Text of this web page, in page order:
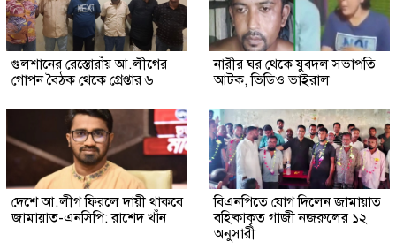
গুলশানের রেস্তোরাঁয় আ.লীগের
গোপন বৈঠক থেকে গ্রেপ্তার ৬
নারীর ঘর থেকে যুবদল সভাপতি
আটক, ভিডিও ভাইরাল
দেশে আ.লীগ ফিরলে দায়ী থাকবে
জামায়াত-এনসিপি: রাশেদ খাঁন
বিএনপিতে যোগ দিলেন জামায়াত
বহিষ্কাকৃত গাজী নজরুলের ১২
অনুসারী